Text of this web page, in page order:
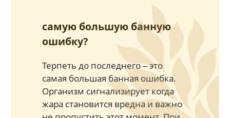
самую большую банную
ошибку?
Терпеть до последнего ‒ это
самая большая банная ошибка.
Организм сигнализирует когда
жара становится вредна и важно